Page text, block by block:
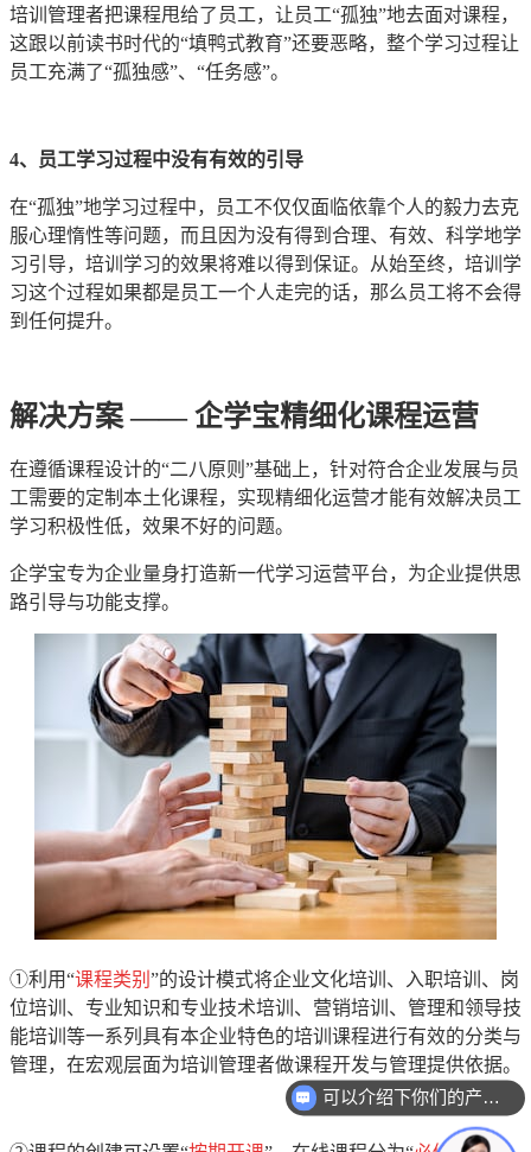
培训管理者把课程甩给了员工，让员工“孤独”地去面对课程，
这跟以前读书时代的“填鸭式教育”还要恶略，整个学习过程让
员工充满了“孤独感”、“任务感”。
4、员工学习过程中没有有效的引导
在“孤独”地学习过程中，员工不仅仅面临依靠个人的毅力去克
服心理惰性等问题，而且因为没有得到合理、有效、科学地学
习引导，培训学习的效果将难以得到保证。从始至终，培训学
习这个过程如果都是员工一个人走完的话，那么员工将不会得
到任何提升。
解决方案 —— 企学宝精细化课程运营
在遵循课程设计的“二八原则”基础上，针对符合企业发展与员
工需要的定制本土化课程，实现精细化运营才能有效解决员工
学习积极性低，效果不好的问题。
企学宝专为企业量身打造新一代学习运营平台，为企业提供思
路引导与功能支撑。
①利用“课程类别 ”的设计模式将企业文化培训、入职培训、岗
位培训、专业知识和专业技术培训、营销培训、管理和领导技
能培训等一系列具有本企业特色的培训课程进行有效的分类与
管理，在宏观层面为培训管理者做课程开发与管理提供依据。
可以介绍下你们的产品么？
你们是怎么收费的呢？